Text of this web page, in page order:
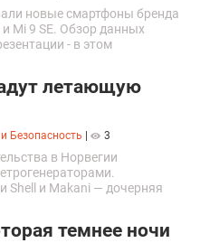
новые смартфоны бренда
и Mi 9 SE. Обзор данных
- в этом
летающую
Безопасность 3
в Норвегии
Shell и Makani — дочерняя
темнее ночи